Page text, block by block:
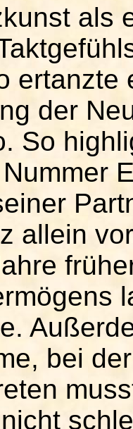
als
ertanzte
der
So
allein
bei